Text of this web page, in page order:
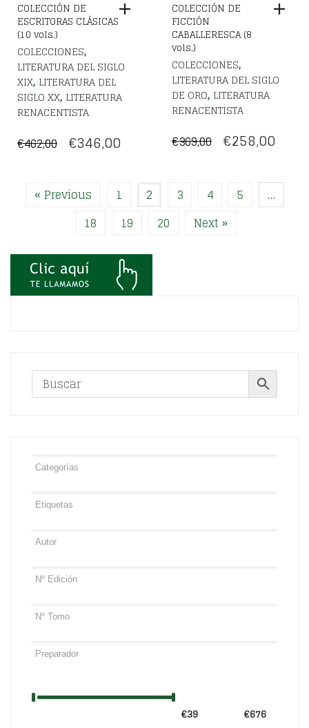
COLECCIÓN DE
ESCRITORAS CLÁSICAS
(10 vols.)
COLECCIONES,
LITERATURA DEL SIGLO
XIX, LITERATURA DEL
SIGLO XX, LITERATURA
RENACENTISTA
€462,00 EL
ERA:
€462,00.
€346,00
ES:
€346,00.
COLECCIÓN DE
FICCIÓN
CABALLERESCA (8
vols.)
COLECCIONES,
LITERATURA DEL SIGLO
DE ORO, LITERATURA
RENACENTISTA
€369,00 EL
ORIGINAL
ERA:
€369,00.
€258,00
« Previous 1 2 3 4 5
…
18
19 20 Next »
€39 €676